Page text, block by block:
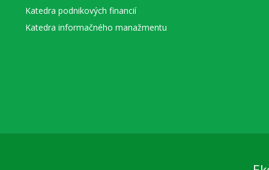
Katedra podnikových financií
Katedra informačného manažmentu